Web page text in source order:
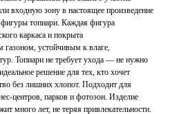
входную зону в настоящее произведение
топиари. Каждая фигура
каркаса и покрыта
газоном, устойчивым к влаге,
Топиари не требует ухода — не нужно
решение для тех, кто хочет
без лишних хлопот. Подходит для
центров, парков и фотозон. Изделие
много лет, не теряя привлекательности.